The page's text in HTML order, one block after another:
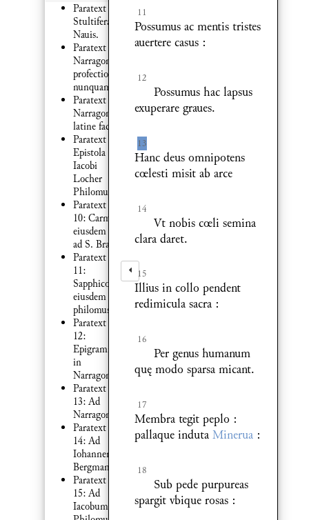
Paratext 1:
Stultifera
Nauis.
Paratext 1:
Narragonicę
profectionis
nunquam
Paratext 7:
Narragonia
latine facta
Paratext 8:
Epistola
Iacobi
Locher
Philomusi
Paratext
10: Carmen
eiusdem :
ad S. Brant
Paratext
11:
Sapphicon
eiusdem
philomusi
Paratext
12:
Epigramma
in
Narragoniam
Paratext
13: Ad
Narragoniam
Paratext
14: Ad
Iohannem
Bergmannum
Paratext
15: Ad
Iacobum
11
Possumus ac mentis tristes
auertere casus :
12
Possumus hac lapsus
exuperare graues.
13
Hanc deus omnipotens
cœlesti misit ab arce
14
Vt nobis cœli semina
clara daret.
15
Illius in collo pendent
redimicula sacra :
16
Per genus humanum
quę modo sparsa micant.
17
Membra tegit peplo :
pallaque induta Minerua:
18
Sub pede purpureas
spargit vbique rosas :